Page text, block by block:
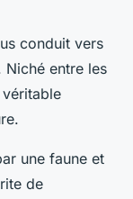
conduit vers
Niché entre les
une faune et
de